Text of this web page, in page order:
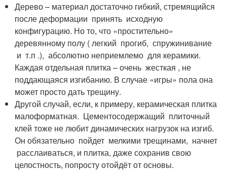
Дерево – материал достаточно гибкий, стремящийся
после деформации принять исходную
конфигурацию. Но то, что «простительно»
деревянному полу ( легкий прогиб, спружинивание
и т.п .), абсолютно неприемлемо для керамики.
Каждая отдельная плитка – очень жесткая , не
поддающаяся изгибанию. В случае «игры» пола она
может просто дать трещину.
Другой случай, если, к примеру, керамическая плитка
малоформатная. Цементосодержащий плиточный
клей тоже не любит динамических нагрузок на изгиб.
Он обязательно пойдет мелкими трещинами, начнет
расслаиваться, и плитка, даже сохранив свою
целостность, попросту отойдёт от основы.